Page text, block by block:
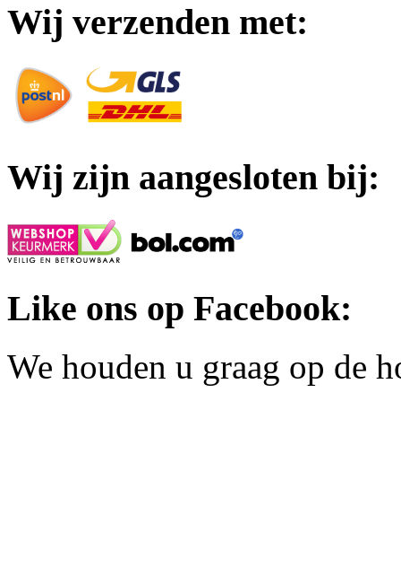
Wij verzenden met:
Wij zijn aangesloten bij:
Like ons op Facebook:
We houden u graag op de